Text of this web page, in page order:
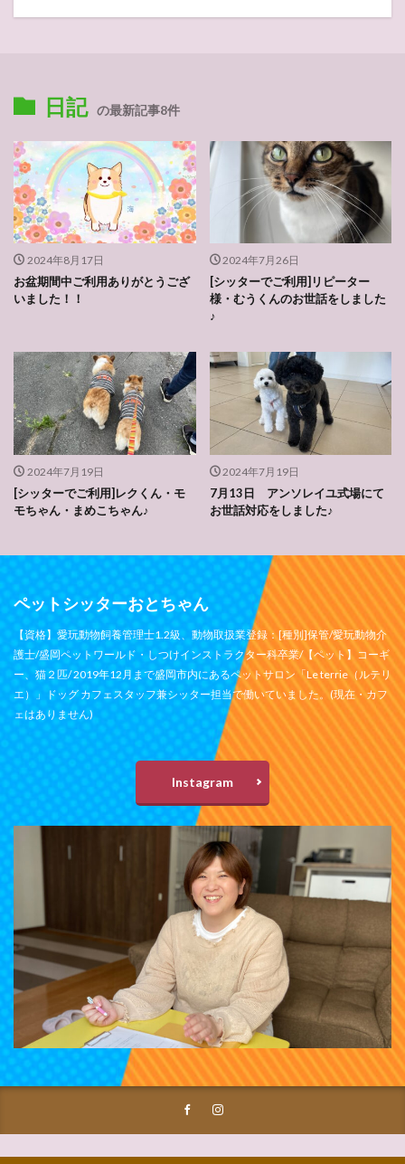
日記 の最新記事8件
2024年8月17日
お盆期間中ご利用ありがとうござ
いました！！
2024年7月26日
[シッターでご利用]リピーター
様・むうくんのお世話をしました
♪
2024年7月19日
[シッターでご利用]レクくん・モ
モちゃん・まめこちゃん♪
2024年7月19日
7月13日 アンソレイユ式場にて
お世話対応をしました♪
ペットシッターおとちゃん
【資格】愛玩動物飼養管理士1.2級、動物取扱業登録：[種別]保管/愛玩動物介
護士/盛岡ペットワールド・しつけインストラクター科卒業/【ペット】コーギ
ー、猫２匹/ 2019年12月まで盛岡市内にあるペットサロン「Le terrie（ルテリ
エ）」ドッグ カフェスタッフ兼シッター担当で働いていました。(現在・カフ
ェはありません)
Instagram